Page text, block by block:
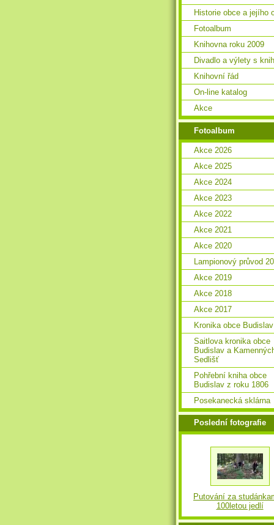
Historie obce a jejího
Fotoalbum
Knihovna roku 2009
Divadlo a výlety s
Knihovní řád
On-line katalog
Akce
Fotoalbum
Akce 2026
Akce 2025
Akce 2024
Akce 2023
Akce 2022
Akce 2021
Akce 2020
Lampionový průvod
Akce 2019
Akce 2018
Akce 2017
Kronika obce Budislav
Saitlova kronika obce
Budislav a
Sedlišť
Pohřební kniha obce
Budislav z roku 1806
Posekanecká sklárna
Poslední fotografie
Putování za
100letou jedlí